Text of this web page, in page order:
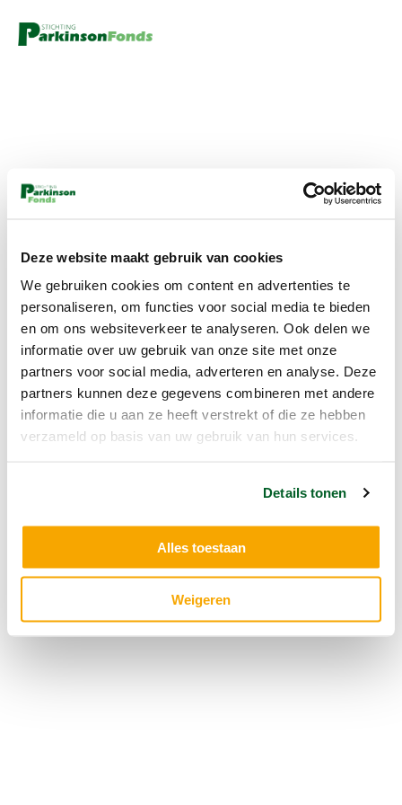
Deze website maakt gebruik van cookies
We gebruiken cookies om content en advertenties te
personaliseren, om functies voor social media te bieden
en om ons websiteverkeer te analyseren. Ook delen we
informatie over uw gebruik van onze site met onze
partners voor social media, adverteren en analyse. Deze
partners kunnen deze gegevens combineren met andere
informatie die u aan ze heeft verstrekt of die ze hebben
verzameld op basis van uw gebruik van hun services.
Details tonen
Alles toestaan
Weigeren